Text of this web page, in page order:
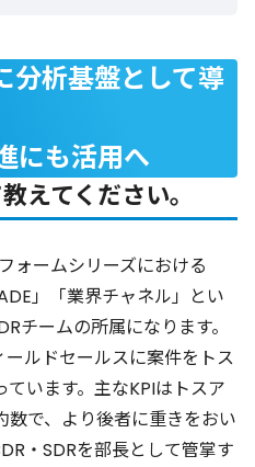
分析基盤として導
にも活用へ
えてください。
ォームシリーズにおける
」「業界チャネル」とい
チームの所属になります。
ールドセールスに案件をトス
います。主なKPIはトスア
数で、より後者に重きをおい
・SDRを部長として管掌す